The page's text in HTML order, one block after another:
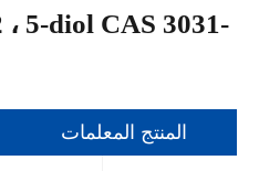
المنتج المعلمات